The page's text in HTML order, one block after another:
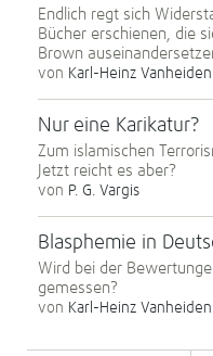
Endlich regt sich
Bücher erschienen, die
Brown
von Karl-Heinz Vanheiden
Nur eine Karikatur?
Zum islamischen
Jetzt reicht es aber?
von P. G. Vargis
Blasphemie in
Wird bei der
gemessen?
von Karl-Heinz Vanheiden